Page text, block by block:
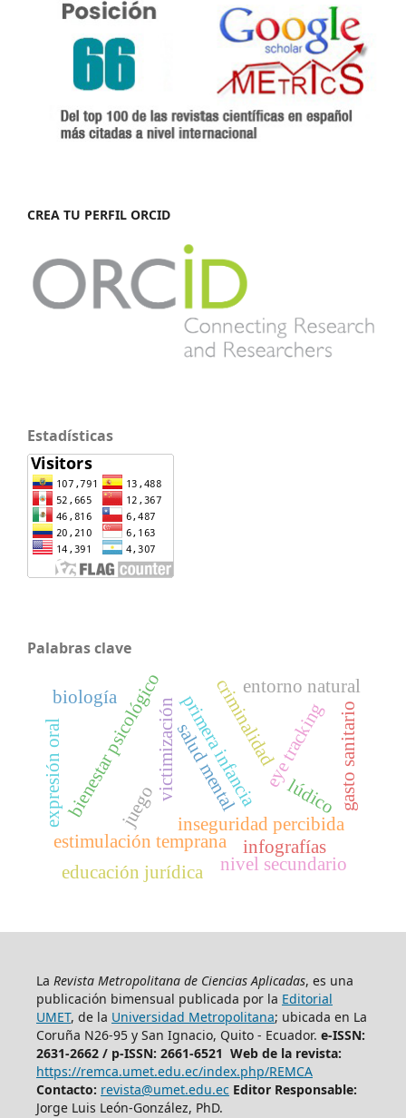
CREA TU PERFIL ORCID
Estadísticas
Palabras clave
criminalidad
salud mental
victimización
inseguridad percibida
bienestar psicológico
estimulación temprana
primera infancia
expresión oral eye tracking
infografías
biología
nivel secundario
entorno natural
educación jurídica
juego lúdico gasto sanitario
La Revista Metropolitana de Ciencias Aplicadas, es una
publicación bimensual publicada por la Editorial
UMET, de la Universidad Metropolitana; ubicada en La
Coruña N26-95 y San Ignacio, Quito - Ecuador. e-ISSN:
2631-2662 / p-ISSN: 2661-6521 Web de la revista:
https://remca.umet.edu.ec/index.php/REMCA
Contacto: revista@umet.edu.ec Editor Responsable:
Jorge Luis León-González, PhD.